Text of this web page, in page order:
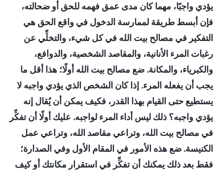
يؤدي واجبًا، مهما كان مدى عمق فهمه للحق أو ضحالته،
فإن أبسط طريقة لممارسة الدخول في واقع الحق هي
التفكير في مصالح بيت الله في كل شيء، والتخلِّي عن
رغبات المرء الأنانية، والمقاصد الشخصية، والدوافع،
والكبرياء، والمكانة. ضع مصالح بيت الله أولًا؛ هذا أقل ما
يجب أن يفعله المرء. إذا كان الشخص الذي يؤدي واجبه لا
يستطيع حتى القيام بهذا القدر، فكيف يمكن أن يُقال إنه
يؤدي واجبه؟ ذلك ليس أداء المرء لواجبه. عليك أولًا أن تفكِّر
في مصالح بيت الله، وتراعي مقاصد الله، وتراعي عمل
الكنيسة. ضع هذه الأمور في المقام الأول وفي الصدارة؛
فقط بعد ذلك يمكنك أن تفكِّر في استقرار مكانتك أو كيف